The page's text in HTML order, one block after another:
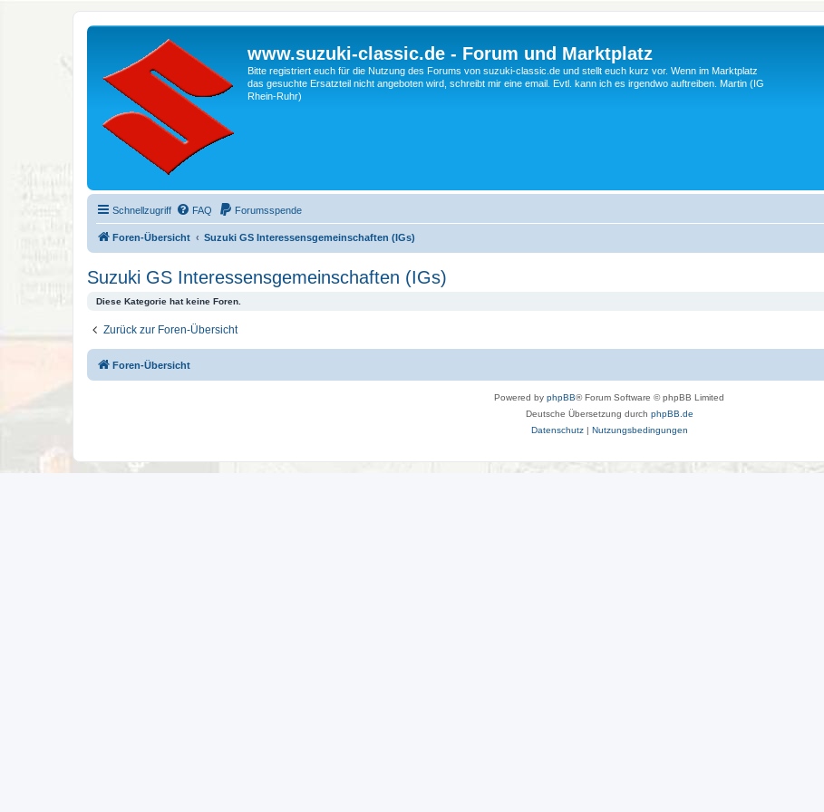
www.suzuki-classic.de - Forum und Marktplatz
Bitte registriert euch für die Nutzung des Forums von suzuki-classic.de und stellt euch kurz vor. Wenn im Marktplatz
das gesuchte Ersatzteil nicht angeboten wird, schreibt mir eine email. Evtl. kann ich es irgendwo auftreiben. Martin (IG
Rhein-Ruhr)
Schnellzugriff FAQ Forumsspende
Foren-Übersicht Suzuki GS Interessensgemeinschaften (IGs)
Suzuki GS Interessensgemeinschaften (IGs)
Diese Kategorie hat keine Foren.
Zurück zur Foren-Übersicht
Foren-Übersicht
Powered by phpBB® Forum Software © phpBB Limited
Deutsche Übersetzung durch phpBB.de
Datenschutz| Nutzungsbedingungen